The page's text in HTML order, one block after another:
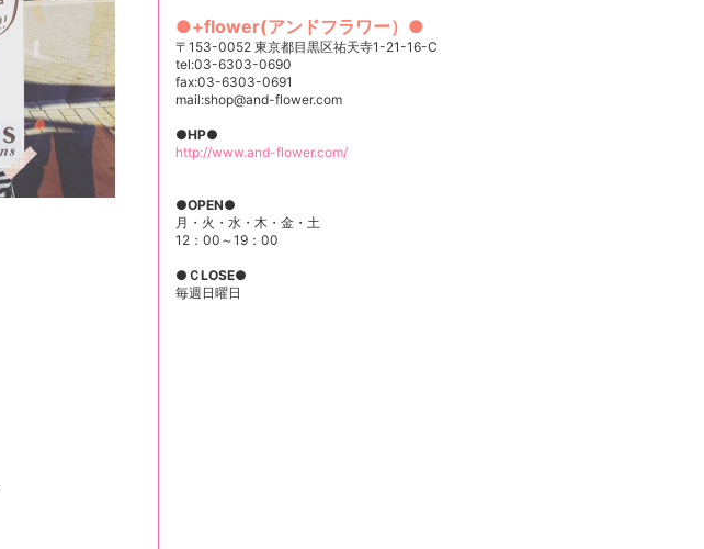
●+flower(アンドフラワー）●
〒153-0052 東京都目黒区祐天寺1-21-16-C
tel:03-6303-0690
fax:03-6303-0691
mail:shop@and-flower.com
●HP●
http://www.and-flower.com/
●OPEN●
月・火・水・木・金・土
12：00～19：00
● ＣLOSE●
毎週日曜日